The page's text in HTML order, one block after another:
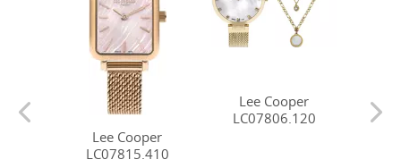
Lee Cooper
LC07815.410
Lee Cooper
LC07806.120